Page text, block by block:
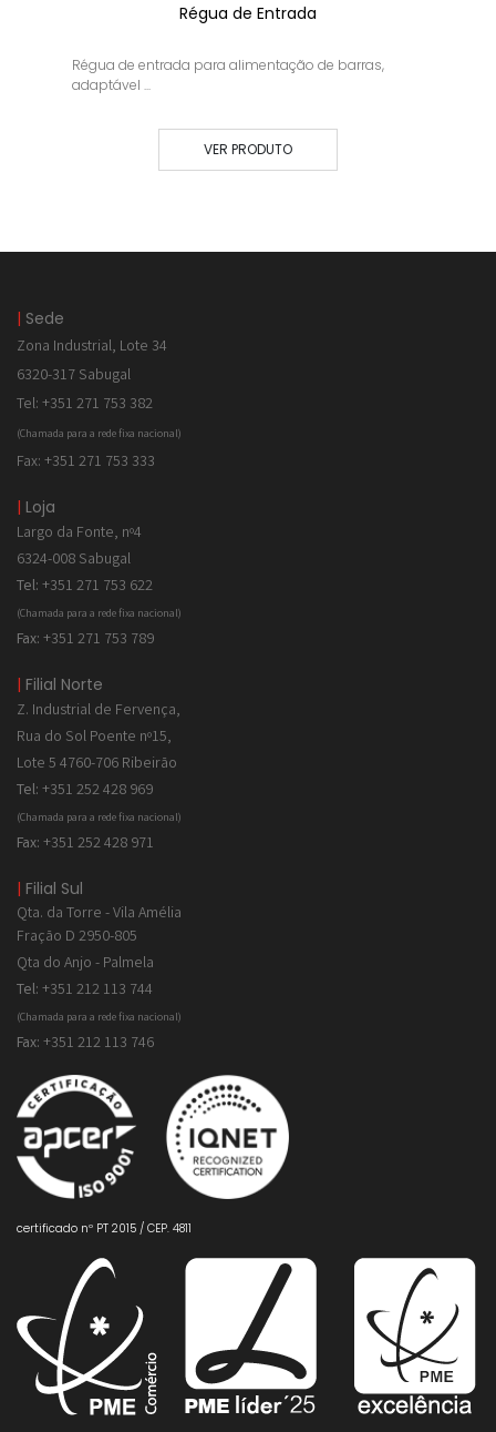
Régua de Entrada
Régua de entrada para alimentação de barras,
adaptável ...
VER PRODUTO
| Sede
Zona Industrial, Lote 34
6320-317 Sabugal
Tel: +351 271 753 382
(Chamada para a rede fixa nacional)
Fax: +351 271 753 333
| Loja
Largo da Fonte, nº4
6324-008 Sabugal
Tel: +351 271 753 622
(Chamada para a rede fixa nacional)
Fax: +351 271 753 789
| Filial Norte
Z. Industrial de Fervença,
Rua do Sol Poente nº15,
Lote 5 4760-706 Ribeirão
Tel: +351 252 428 969
(Chamada para a rede fixa nacional)
Fax: +351 252 428 971
| Filial Sul
Qta. da Torre - Vila Amélia
Fração D 2950-805
Qta do Anjo - Palmela
Tel: +351 212 113 744
(Chamada para a rede fixa nacional)
Fax: +351 212 113 746
certificado nº PT 2015 / CEP. 4811